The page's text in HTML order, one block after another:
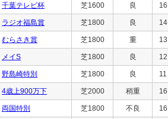
千葉テレビ杯 芝1600 良 16
ラジオ福島賞 芝1800 良 14
むらさき賞 芝1800 重 13
メイS 芝1800 良 12
野島崎特別 芝1800 良 11
4歳上900万下 芝2000 稍重 16
両国特別 芝1800 不良 16